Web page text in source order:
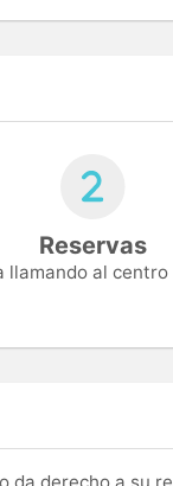
Reservas
llamando al centro